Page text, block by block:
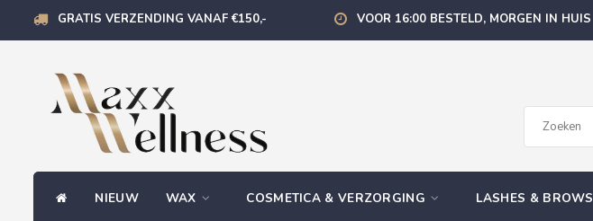
GRATIS VERZENDING VANAF €150,- VOOR 16:00 BESTELD, MORGEN IN HUIS
NIEUW WAX COSMETICA & VERZORGING LASHES & BROWS